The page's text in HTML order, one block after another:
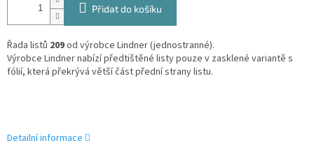
Přidat do košíku
Řada listů 209od výrobce Lindner (jednostranné).
Výrobce Lindner nabízí předtištěné listy pouze v zasklené variantě s
fólií, která překrývá větší část přední strany listu.
Detailní informace